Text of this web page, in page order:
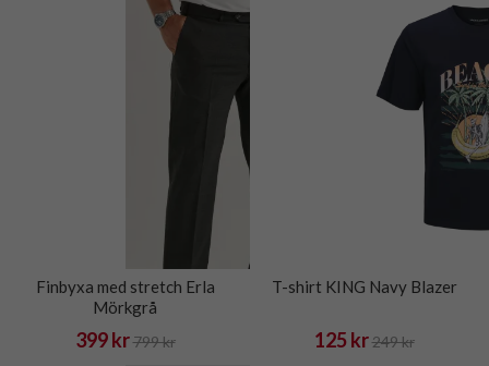
Finbyxa med stretch Erla
Mörkgrå
399 kr 799 kr
T-shirt KING Navy Blazer
125 kr 249 kr